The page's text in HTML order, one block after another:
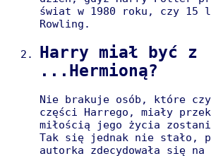
świat w 1980 roku, czy 15
Rowling.
Harry miał być z
...Hermioną?
Nie brakuje osób, które
części Harrego, miały
miłością jego życia
Tak się jednak nie stało,
autorka zdecydowała się na